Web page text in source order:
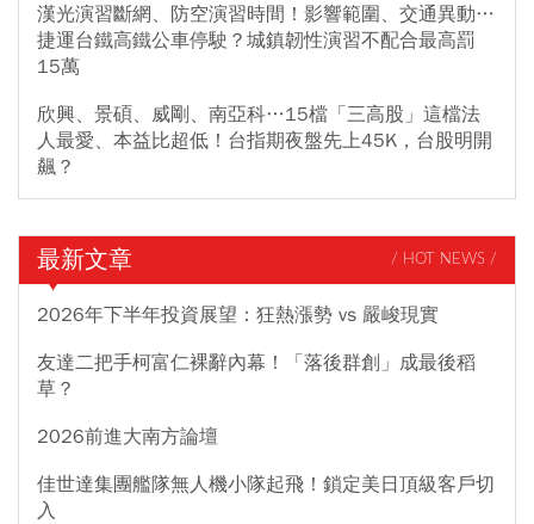
漢光演習斷網、防空演習時間！影響範圍、交通異動…
捷運台鐵高鐵公車停駛？城鎮韌性演習不配合最高罰
15萬
欣興、景碩、威剛、南亞科…15檔「三高股」這檔法
人最愛、本益比超低！台指期夜盤先上45K，台股明開
飆？
最新文章 / HOT NEWS /
2026年下半年投資展望：狂熱漲勢 vs 嚴峻現實
友達二把手柯富仁裸辭內幕！「落後群創」成最後稻
草？
2026前進大南方論壇
佳世達集團艦隊無人機小隊起飛！鎖定美日頂級客戶切
入